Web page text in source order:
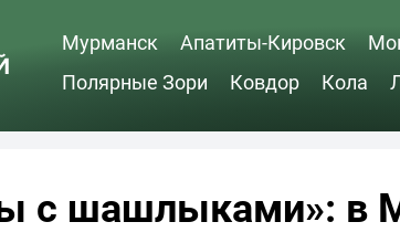
Мурманск Апатиты-Кировск
Полярные Зори
Ковдор Кола
с шашлыками»: в